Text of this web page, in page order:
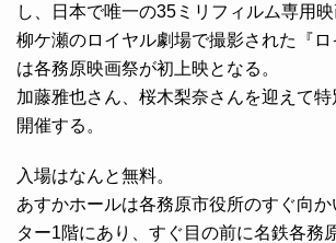
し、日本で唯一の35ミリフィルム専用
柳ケ瀬のロイヤル劇場で撮影された『ロ
は各務原映画祭が初上映となる。
加藤雅也さん、桜木梨奈さんを迎えて
開催する。
入場はなんと無料。
あすかホールは各務原市役所のすぐ向
ター1階にあり、すぐ目の前に名鉄各務